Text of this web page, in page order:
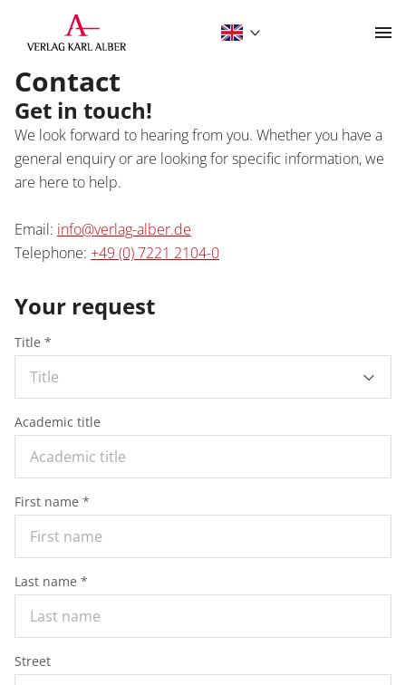
Programme
Subject Areas
Journals
Academic Publishing
Academic Publishing
Open Access
Press Enquiries
Shop
Inlibra
Contact
Contact
Get in touch!
We look forward to hearing from you. Whether you have a
general enquiry or are looking for specific information, we
are here to help.
Email: info@verlag-alber.de
Telephone: +49 (0) 7221 2104-0
Your request
Title *
Title
Academic title
First name *
Last name *
Street